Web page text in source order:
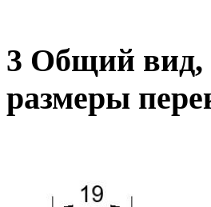
3 Общий вид,
размеры